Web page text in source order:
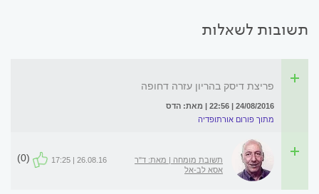
תשובות לשאלות
פריצת דיסק בהריון עזרה דחופה
24/08/2016 | 22:56 | מאת: הדס
מתוך פורום אורתופדיה
תשובת מומחה | מאת: ד"ר
אסא לב-אל
26.08.16 | 17:25
(0)